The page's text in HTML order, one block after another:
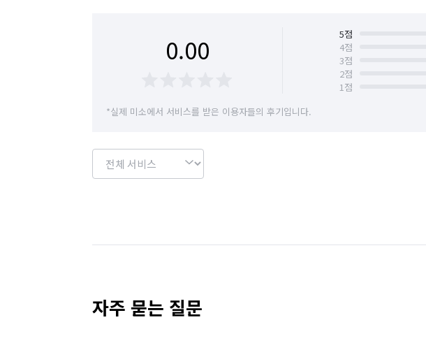
경기 용인시 처인구
경기 평택시
경기 하남시 경기 화성시 경기 부천시 소사구
경기 화성시 병점구
0.00 5점
4점
3점
2점
1점
*실제 미소에서 서비스를 받은 이용자들의 후기입니다.
자주 묻는 질문